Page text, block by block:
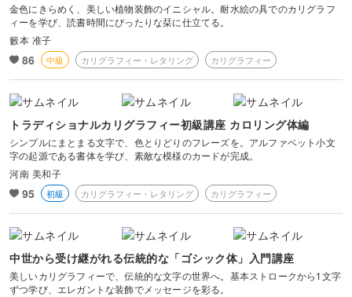
金色にきらめく、美しい植物装飾のイニシャル。耐水絵の具でのカリグラフ
ィーを学び、読書時間にぴったりな栞に仕立てる。
籔本 准子
86 中級 カリグラフィー・レタリング カリグラフィー
トラディショナルカリグラフィー初級講座 カロリング体編
シンプルにまとまる文字で、色とりどりのフレーズを。アルファベット小文
字の起源である書体を学び、素敵な模様のカードが完成。
河南 美和子
95 初級 カリグラフィー・レタリング カリグラフィー
中世から受け継がれる伝統的な「ゴシック体」入門講座
美しいカリグラフィーで、伝統的な文字の世界へ。基本ストロークから1文字
ずつ学び、エレガントな装飾でメッセージを彩る。